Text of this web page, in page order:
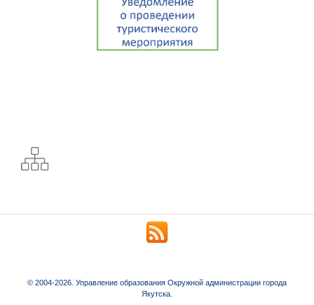
© 2004-2026. Управление образования Окружной администрации города
Якутска.